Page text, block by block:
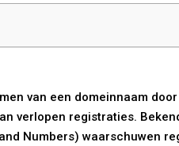
van een domeinnaam
verlopen registraties.
Numbers) waarschuwen